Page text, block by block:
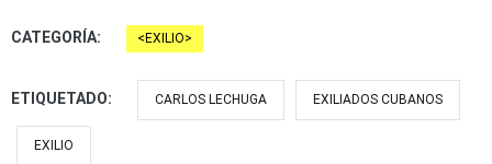
CATEGORÍA: EXILIO
ETIQUETADO: CARLOS LECHUGA EXILIADOS CUBANOS
EXILIO